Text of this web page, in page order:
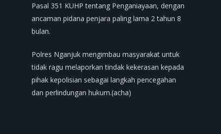
Pasal 351 KUHP tentang Penganiayaan, dengan
ancaman pidana penjara paling lama 2 tahun 8
bulan.
Polres Nganjuk mengimbau masyarakat untuk
tidak ragu melaporkan tindak kekerasan kepada
pihak kepolisian sebagai langkah pencegahan
dan perlindungan hukum.(acha)